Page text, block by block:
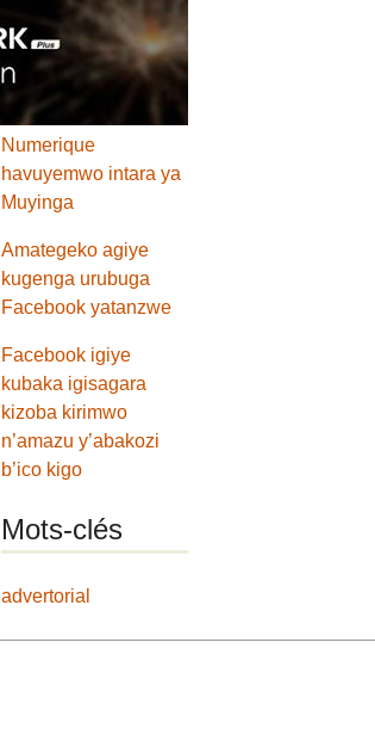
BANKUMUKUNZI:
Intara zose
zirakoresha
ubuhingwa bwa
Numerique
havuyemwo intara ya
Muyinga
Amategeko agiye
kugenga urubuga
Facebook yatanzwe
Facebook igiye
kubaka igisagara
kizoba kirimwo
n’amazu y’abakozi
b’ico kigo
Mots-clés
advertorial